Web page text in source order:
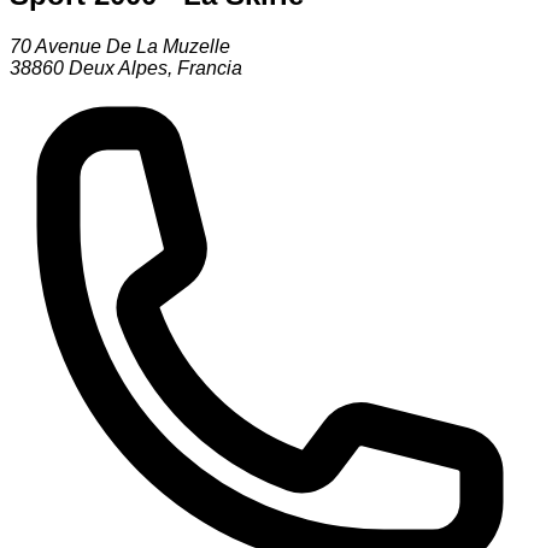
70 Avenue De La Muzelle
38860 Deux Alpes, Francia